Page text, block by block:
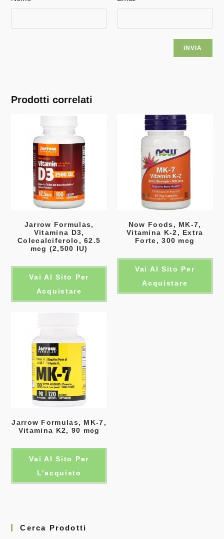
Prodotti correlati
Jarrow Formulas,
Vitamina D3,
Colecalciferolo, 62.5
mcg (2,500 IU)
Vai Al Sito Per
Acquistare
Now Foods, MK-7,
Vitamina K-2, Extra
Forte, 300 mcg
Vai Al Sito Per
Acquistare
Jarrow Formulas, MK-7,
Vitamina K2, 90 mcg
Vai Al Sito Per
L'acquisto
Cerca Prodotti